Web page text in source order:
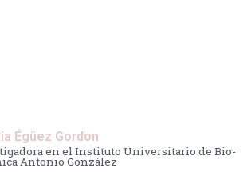
Égüez Gordon
en el Instituto Universitario de Bio-
Antonio González